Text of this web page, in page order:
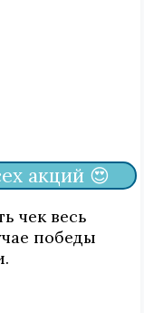
акций 😍
чек весь
победы